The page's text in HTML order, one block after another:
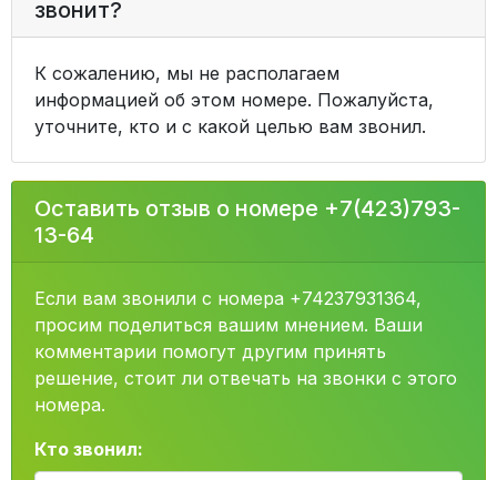
звонит?
К сожалению, мы не располагаем
информацией об этом номере. Пожалуйста,
уточните, кто и с какой целью вам звонил.
Оставить отзыв о номере +7(423)793-
13-64
Если вам звонили с номера +74237931364,
просим поделиться вашим мнением. Ваши
комментарии помогут другим принять
решение, стоит ли отвечать на звонки с этого
номера.
Кто звонил: